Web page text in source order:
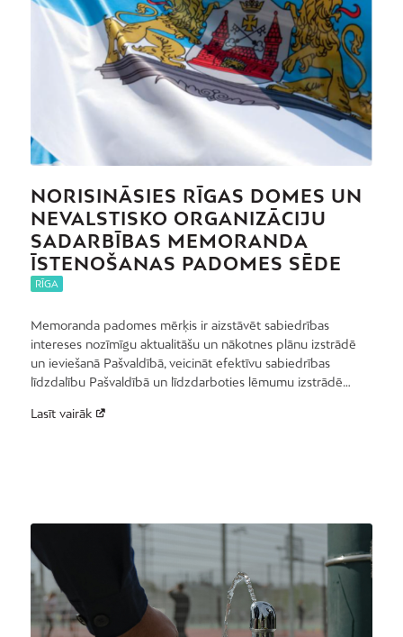
NORISINĀSIES RĪGAS DOMES UN
NEVALSTISKO ORGANIZĀCIJU
SADARBĪBAS MEMORANDA
ĪSTENOŠANAS PADOMES SĒDE
RĪGA
Memoranda padomes mērķis ir aizstāvēt sabiedrības
intereses nozīmīgu aktualitāšu un nākotnes plānu izstrādē
un ieviešanā Pašvaldībā, veicināt efektīvu sabiedrības
līdzdalību Pašvaldībā un līdzdarboties lēmumu izstrādē…
Lasīt vairāk